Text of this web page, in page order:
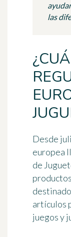
las
Desde
europea
de
artículos
juegos y